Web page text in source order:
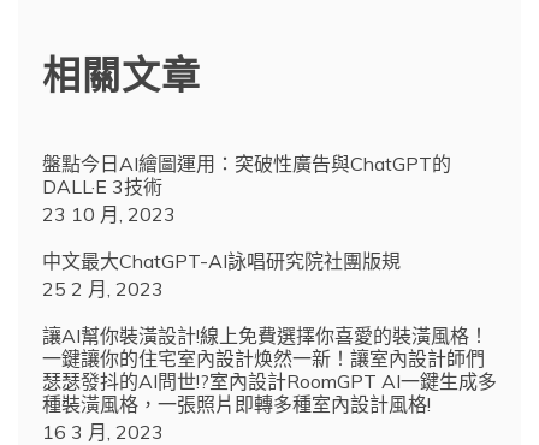
相關文章
盤點今日AI繪圖運用：突破性廣告與ChatGPT的
DALL·E 3技術
23 10 月, 2023
中文最大ChatGPT-AI詠唱研究院社團版規
25 2 月, 2023
讓AI幫你裝潢設計!線上免費選擇你喜愛的裝潢風格！
一鍵讓你的住宅室內設計焕然一新！讓室內設計師們
瑟瑟發抖的AI問世!?室內設計RoomGPT AI一鍵生成多
種裝潢風格，一張照片即轉多種室內設計風格!
16 3 月, 2023